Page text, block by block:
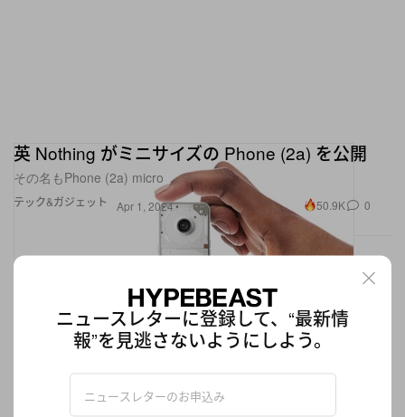
テック&ガジェット
英 Nothing がミニサイズの Phone (2a) を公開
その名もPhone (2a) micro
Apr 1, 2024 50.9K 0
ニュースレターに登録して、“最新情
報”を見逃さないようにしよう。